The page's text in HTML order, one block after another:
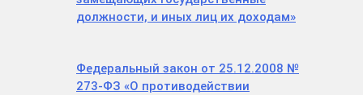
должности, и иных лиц их доходам»
Федеральный закон от 25.12.2008 №
273-ФЗ «О противодействии